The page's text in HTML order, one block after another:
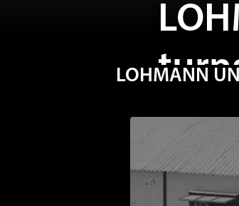
LOHMANN